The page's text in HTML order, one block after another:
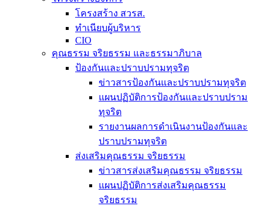
โครงสร้าง สวรส.
ทำเนียบผู้บริหาร
CIO
คุณธรรม จริยธรรม และธรรมาภิบาล
ป้องกันและปราบปรามทุจริต
ข่าวสารป้องกันและปราบปรามทุจริต
แผนปฏิบัติการป้องกันและปราบปราม
ทุจริต
รายงานผลการดำเนินงานป้องกันและ
ปราบปรามทุจริต
ส่งเสริมคุณธรรม จริยธรรม
ข่าวสารส่งเสริมคุณธรรม จริยธรรม
แผนปฏิบัติการส่งเสริมคุณธรรม
จริยธรรม